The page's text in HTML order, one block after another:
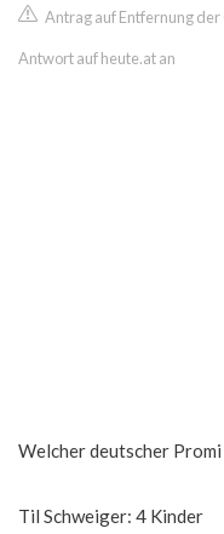
Antrag auf Entfernung der
Antwort auf heute.at an
Welcher deutscher
Til Schweiger: 4 Kinder